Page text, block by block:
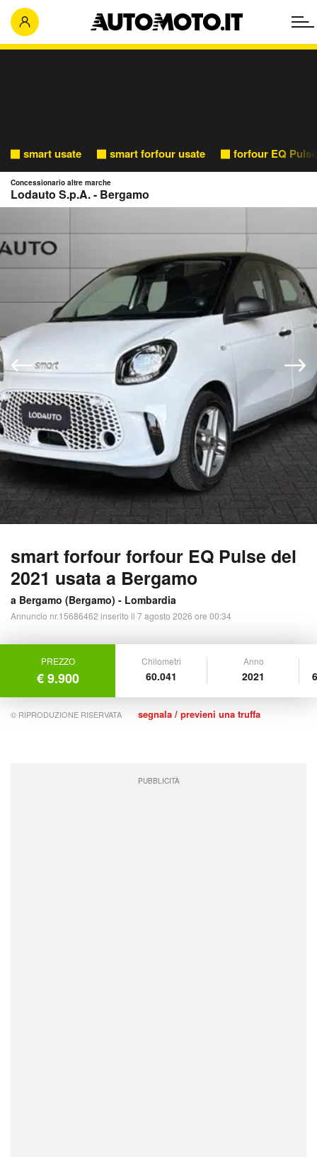
smart usate smart forfour usate forfour EQ
smart forfour forfour EQ Pulse del
2021 usata a Bergamo
a Bergamo (Bergamo) - Lombardia
Annuncio nr.15686462 inserito il 7 agosto 2026 ore 00:34
Concessionario altre marche
Lodauto S.p.A. - Bergamo
PREZZO
€ 9.900
Chilometri
60.041
Anno
2021
© RIPRODUZIONE RISERVATA segnala / previeni una truffa
PUBBLICITÀ